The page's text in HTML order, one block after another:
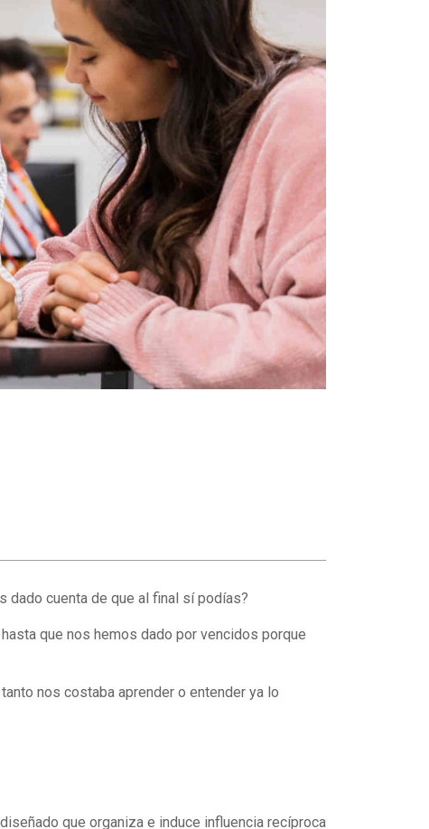
dado cuenta de que al final sí podías?
que nos hemos dado por vencidos porque
nos costaba aprender o entender ya lo
que organiza e induce influencia recíproca